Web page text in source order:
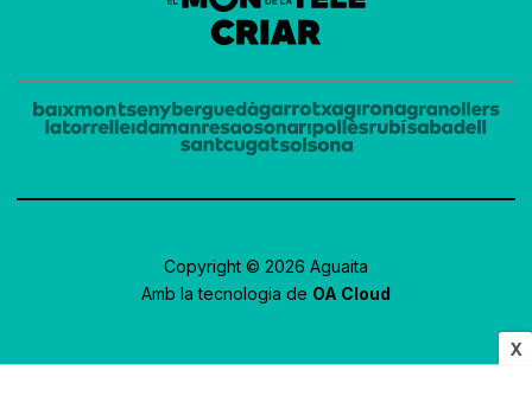
X
Copyright © 2026 Aguaita
Amb la tecnologia de OA Cloud